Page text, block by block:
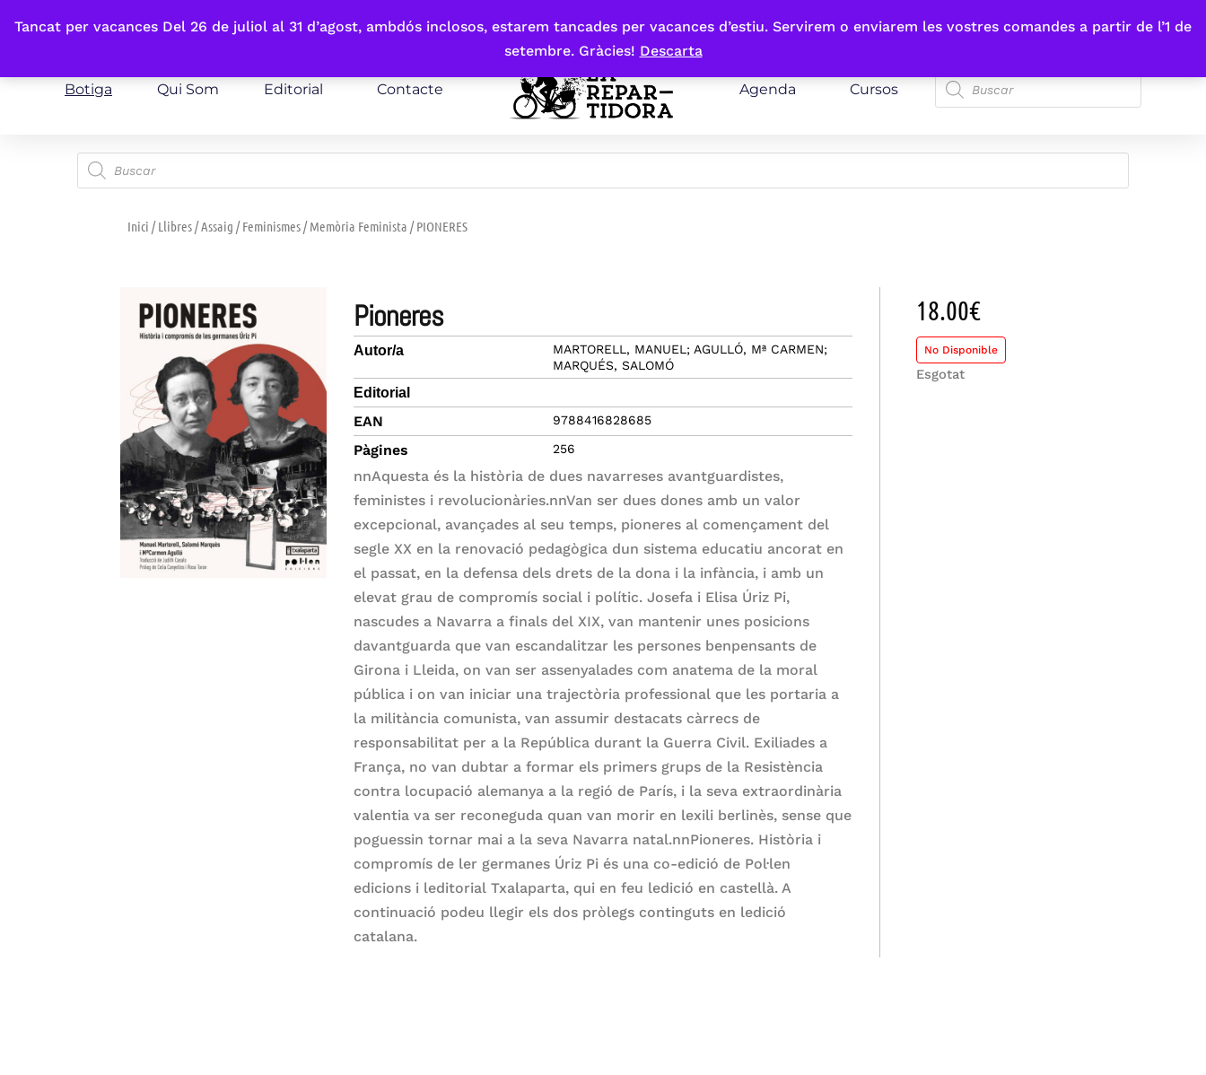
Tancat per vacances Del 26 de juliol al 31 d’agost, ambdós inclosos, estarem tancades per vacances d’estiu. Servirem o enviarem les vostres comandes a partir de l’1 de
setembre. Gràcies! Descarta
Fes-te'n sòcia
Botiga Qui Som Editorial Contacte Agenda Cursos
Inici /Llibres/Assaig /Feminismes/Memòria Feminista / PIONERES
pioneres
Autor/a
MARTORELL, MANUEL; AGULLÓ, Mª CARMEN;
MARQUÉS, SALOMÓ
Editorial
EAN 9788416828685
Pàgines 256
nnAquesta és la història de dues navarreses avantguardistes,
feministes i revolucionàries.nnVan ser dues dones amb un valor
excepcional, avançades al seu temps, pioneres al començament del
segle XX en la renovació pedagògica dun sistema educatiu ancorat en
el passat, en la defensa dels drets de la dona i la infància, i amb un
elevat grau de compromís social i polític. Josefa i Elisa Úriz Pi,
nascudes a Navarra a finals del XIX, van mantenir unes posicions
davantguarda que van escandalitzar les persones benpensants de
Girona i Lleida, on van ser assenyalades com anatema de la moral
pública i on van iniciar una trajectòria professional que les portaria a
la militància comunista, van assumir destacats càrrecs de
responsabilitat per a la República durant la Guerra Civil. Exiliades a
França, no van dubtar a formar els primers grups de la Resistència
contra locupació alemanya a la regió de París, i la seva extraordinària
valentia va ser reconeguda quan van morir en lexili berlinès, sense que
poguessin tornar mai a la seva Navarra natal.nnPioneres. Història i
compromís de ler germanes Úriz Pi és una co-edició de Pol·len
edicions i leditorial Txalaparta, qui en feu ledició en castellà. A
continuació podeu llegir els dos pròlegs continguts en ledició
catalana.
18.00€
No Disponible
Esgotat